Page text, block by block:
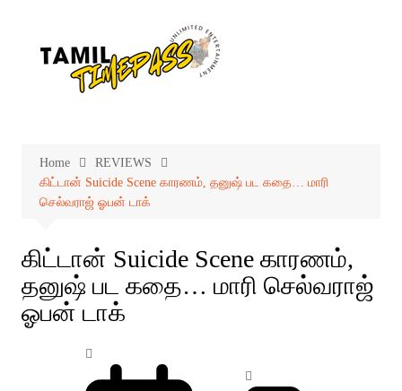
Home
REVIEWS
கிட்டான் Suicide Scene காரணம், தனுஷ் பட கதை… மாரி
செல்வராஜ் ஓபன் டாக்
கிட்டான் Suicide Scene காரணம்,
தனுஷ் பட கதை… மாரி செல்வராஜ்
ஓபன் டாக்